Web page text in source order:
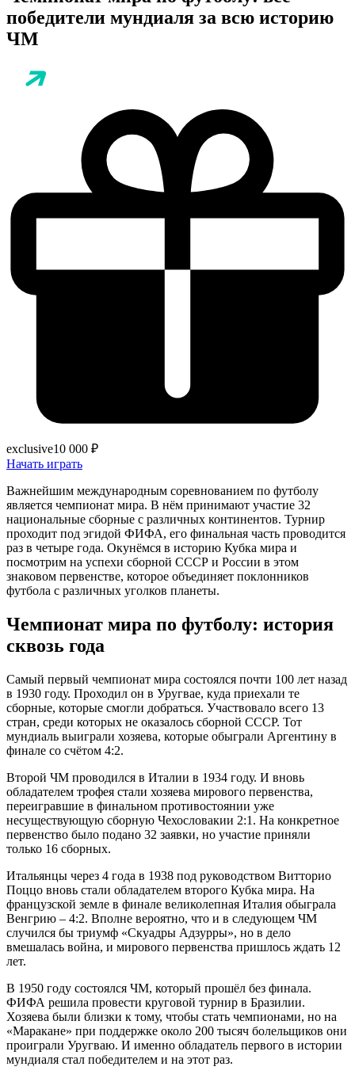
победители мундиаля за всю историю
ЧМ
exclusive10 000 ₽
Начать играть
Важнейшим международным соревнованием по футболу
является чемпионат мира. В нём принимают участие 32
национальные сборные с различных континентов. Турнир
проходит под эгидой ФИФА, его финальная часть проводится
раз в четыре года. Окунёмся в историю Кубка мира и
посмотрим на успехи сборной СССР и России в этом
знаковом первенстве, которое объединяет поклонников
футбола с различных уголков планеты.
Чемпионат мира по футболу: история
сквозь года
Самый первый чемпионат мира состоялся почти 100 лет назад
в 1930 году. Проходил он в Уругвае, куда приехали те
сборные, которые смогли добраться. Участвовало всего 13
стран, среди которых не оказалось сборной СССР. Тот
мундиаль выиграли хозяева, которые обыграли Аргентину в
финале со счётом 4:2.
Второй ЧМ проводился в Италии в 1934 году. И вновь
обладателем трофея стали хозяева мирового первенства,
переигравшие в финальном противостоянии уже
несуществующую сборную Чехословакии 2:1. На конкретное
первенство было подано 32 заявки, но участие приняли
только 16 сборных.
Итальянцы через 4 года в 1938 под руководством Витторио
Поццо вновь стали обладателем второго Кубка мира. На
французской земле в финале великолепная Италия обыграла
Венгрию – 4:2. Вполне вероятно, что и в следующем ЧМ
случился бы триумф «Скуадры Адзурры», но в дело
вмешалась война, и мирового первенства пришлось ждать 12
лет.
В 1950 году состоялся ЧМ, который прошёл без финала.
ФИФА решила провести круговой турнир в Бразилии.
Хозяева были близки к тому, чтобы стать чемпионами, но на
«Маракане» при поддержке около 200 тысяч болельщиков они
проиграли Уругваю. И именно обладатель первого в истории
мундиаля стал победителем и на этот раз.